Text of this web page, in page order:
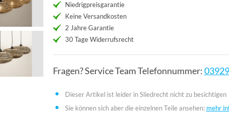
Niedrigpreisgarantie
Keine Versandkosten
2 Jahre Garantie
30 Tage Widerrufsrecht
Fragen? Service Team Telefonnummer:
Dieser Artikel ist leider in Sliedrecht nicht zu besichtigen
Sie können sich aber die einzelnen Teile ansehen: mehr